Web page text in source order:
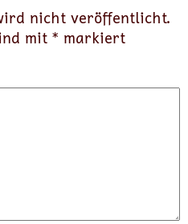
nicht veröffentlicht.
mit * markiert